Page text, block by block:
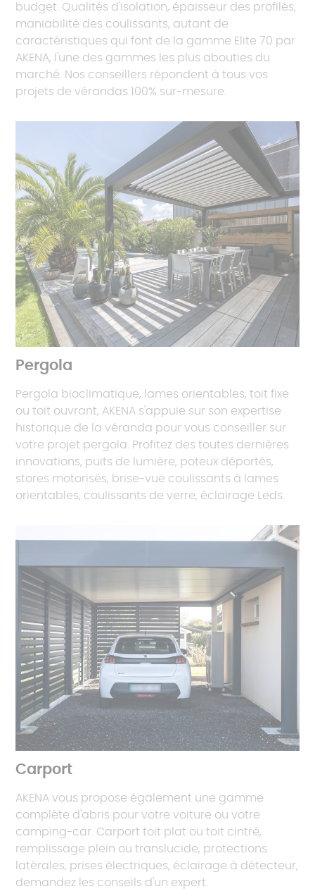
budget. Qualités d'isolation, épaisseur des profilés,
maniabilité des coulissants, autant de
caractéristiques qui font de la gamme Elite 70 par
AKENA, l'une des gammes les plus abouties du
marché. Nos conseillers répondent à tous vos
projets de vérandas 100% sur-mesure.
Pergola
Pergola bioclimatique, lames orientables, toit fixe
ou toit ouvrant, AKENA s'appuie sur son expertise
historique de la véranda pour vous conseiller sur
votre projet pergola. Profitez des toutes dernières
innovations, puits de lumière, poteux déportés,
stores motorisés, brise-vue coulissants à lames
orientables, coulissants de verre, éclairage Leds.
Carport
AKENA vous propose également une gamme
complète d'abris pour votre voiture ou votre
camping-car. Carport toit plat ou toit cintré,
remplissage plein ou translucide, protections
latérales, prises électriques, éclairage à détecteur,
demandez les conseils d'un expert.